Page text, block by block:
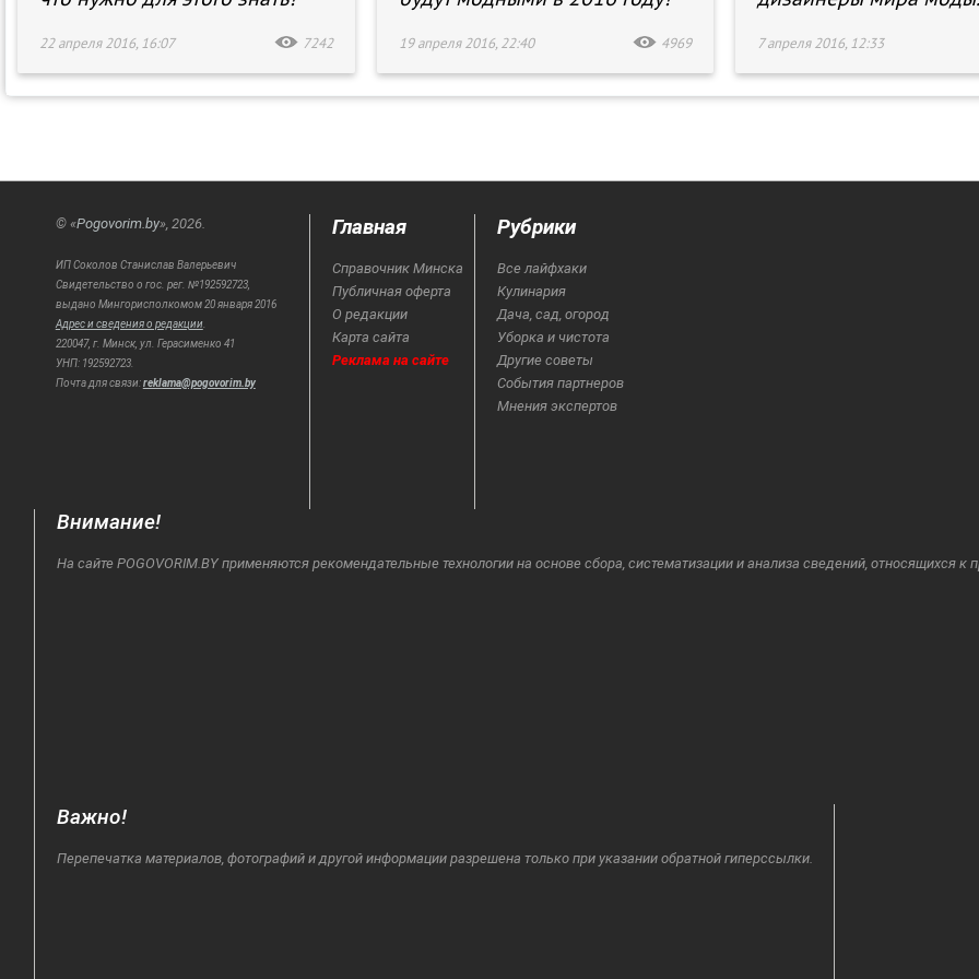
22 апреля 2016, 16:07 7242 19 апреля 2016, 22:40 4969 7 апреля 2016, 12:33
© «Pogovorim.by», 2026.
ИП Соколов Станислав Валерьевич
Свидетельство о гос. рег. №192592723,
выдано Мингорисполкомом 20 января 2016
Адрес и сведения о редакции.
220047, г. Минск, ул. Герасименко 41
УНП: 192592723.
Почта для связи:reklama@pogovorim.by
Главная
Справочник Минска
Публичная оферта
О редакции
Карта сайта
Реклама на сайте
Рубрики
Все лайфхаки
Кулинария
Дача, сад, огород
Уборка и чистота
Другие советы
События партнеров
Мнения экспертов
Внимание!
На сайте POGOVORIM.BY применяются рекомендательные технологии на основе сбора, систематизации и анализа сведений, относящихся к
Важно!
Перепечатка материалов, фотографий и другой информации разрешена только при указании обратной гиперссылки.